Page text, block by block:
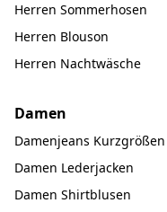
Herren Sommerhosen
Herren Blouson
Herren Nachtwäsche
Damen
Damenjeans Kurzgrößen
Damen Lederjacken
Damen Shirtblusen